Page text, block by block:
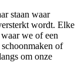
staan waar
wordt. Elke
we of een
of
om onze